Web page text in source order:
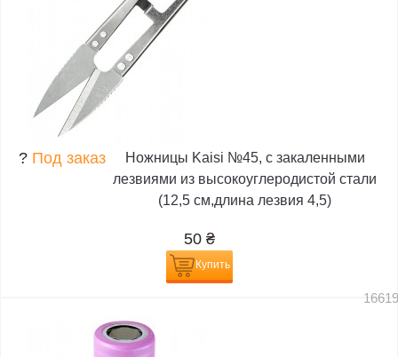
? Под заказ
Ножницы Kaisi №45, с закаленными
лезвиями из высокоуглеродистой стали
(12,5 см,длина лезвия 4,5)
50 ₴
Купить